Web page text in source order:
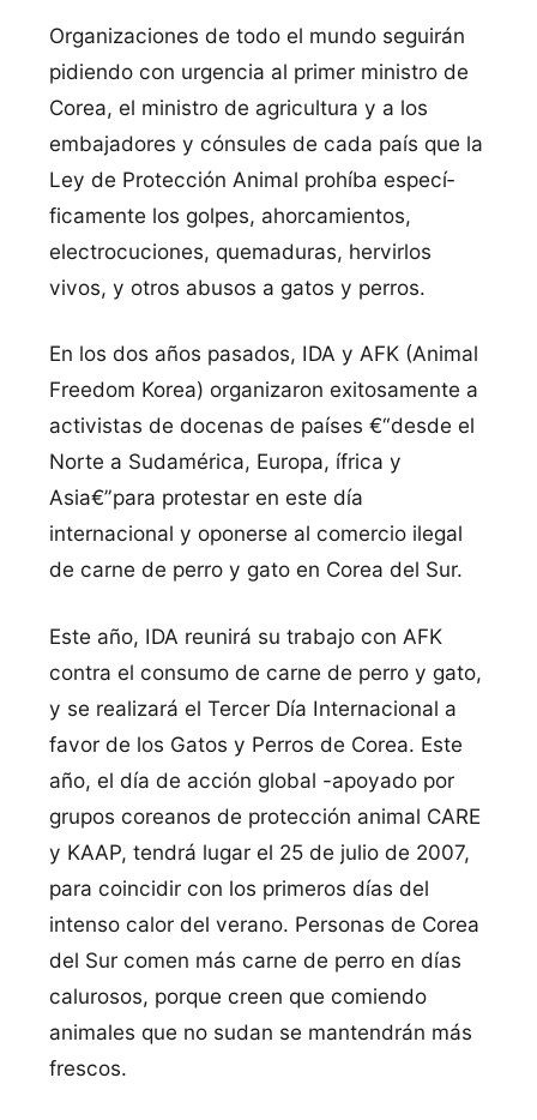
Organizaciones de todo el mundo seguirán
pidiendo con urgencia al primer ministro de
Corea, el ministro de agricultura y a los
embajadores y cónsules de cada paí­s que la
Ley de Protección Animal prohí­ba especí­
ficamente los golpes, ahorcamientos,
electrocuciones, quemaduras, hervirlos
vivos, y otros abusos a gatos y perros.
En los dos años pasados, IDA y AFK (Animal
Freedom Korea) organizaron exitosamente a
activistas de docenas de paí­ses €“desde el
Norte a Sudamérica, Europa, ífrica y
Asia€”para protestar en este dí­a
internacional y oponerse al comercio ilegal
de carne de perro y gato en Corea del Sur.
Este año, IDA reunirá su trabajo con AFK
contra el consumo de carne de perro y gato,
y se realizará el Tercer Dí­a Internacional a
favor de los Gatos y Perros de Corea. Este
año, el dí­a de acción global -apoyado por
grupos coreanos de protección animal CARE
y KAAP, tendrá lugar el 25 de julio de 2007,
para coincidir con los primeros dí­as del
intenso calor del verano. Personas de Corea
del Sur comen más carne de perro en dí­as
calurosos, porque creen que comiendo
animales que no sudan se mantendrán más
frescos.